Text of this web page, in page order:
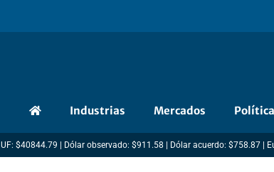
Industrias Mercados Política
UF: $40844.79 | Dólar observado: $911.58 | Dólar acuerdo: $758.87 |